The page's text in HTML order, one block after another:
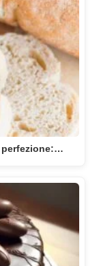
perfezione:…